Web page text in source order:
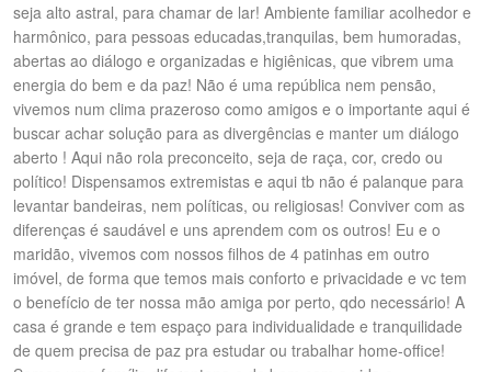
seja alto astral, para chamar de lar! Ambiente familiar acolhedor e
harmônico, para pessoas educadas,tranquilas, bem humoradas,
abertas ao diálogo e organizadas e higiênicas, que vibrem uma
energia do bem e da paz! Não é uma república nem pensão,
vivemos num clima prazeroso como amigos e o importante aqui é
buscar achar solução para as divergências e manter um diálogo
aberto ! Aqui não rola preconceito, seja de raça, cor, credo ou
político! Dispensamos extremistas e aqui tb não é palanque para
levantar bandeiras, nem políticas, ou religiosas! Conviver com as
diferenças é saudável e uns aprendem com os outros! Eu e o
maridão, vivemos com nossos filhos de 4 patinhas em outro
imóvel, de forma que temos mais conforto e privacidade e vc tem
o benefício de ter nossa mão amiga por perto, qdo necessário! A
casa é grande e tem espaço para individualidade e tranquilidade
de quem precisa de paz pra estudar ou trabalhar home-office!